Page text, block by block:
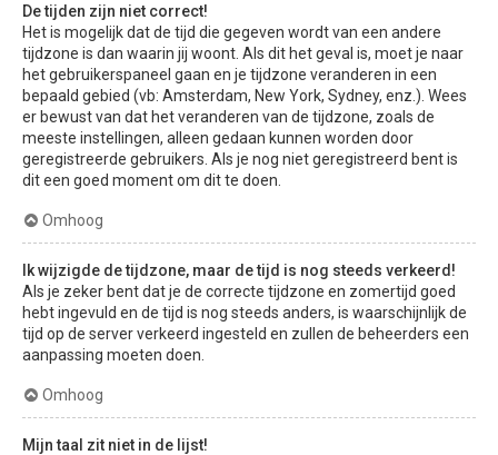
De tijden zijn niet correct!
Het is mogelijk dat de tijd die gegeven wordt van een andere
tijdzone is dan waarin jij woont. Als dit het geval is, moet je naar
het gebruikerspaneel gaan en je tijdzone veranderen in een
bepaald gebied (vb: Amsterdam, New York, Sydney, enz.). Wees
er bewust van dat het veranderen van de tijdzone, zoals de
meeste instellingen, alleen gedaan kunnen worden door
geregistreerde gebruikers. Als je nog niet geregistreerd bent is
dit een goed moment om dit te doen.
Omhoog
Ik wijzigde de tijdzone, maar de tijd is nog steeds verkeerd!
Als je zeker bent dat je de correcte tijdzone en zomertijd goed
hebt ingevuld en de tijd is nog steeds anders, is waarschijnlijk de
tijd op de server verkeerd ingesteld en zullen de beheerders een
aanpassing moeten doen.
Omhoog
Mijn taal zit niet in de lijst!